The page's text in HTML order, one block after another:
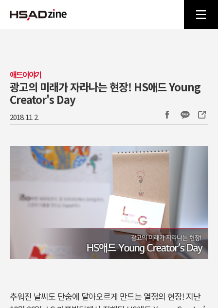
애드이야기
광고의 미래가 자라나는 현장! HS애드 Young
Creator's Day
2018. 11. 2.
추워진 날씨도 단숨에 달아오르게 만드는 열정의 현장! 지난